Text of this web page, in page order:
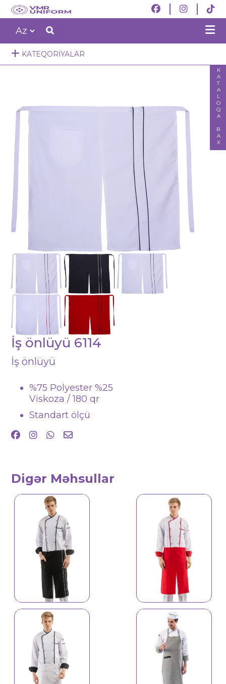
KATEQORIYALAR
KATALOQA BAX
İş önlüyü 6114
İş önlüyü
%75 Polyester %25
Viskoza / 180 qr
Standart ölçü
Digər Məhsullar
İş önlüyü 4184